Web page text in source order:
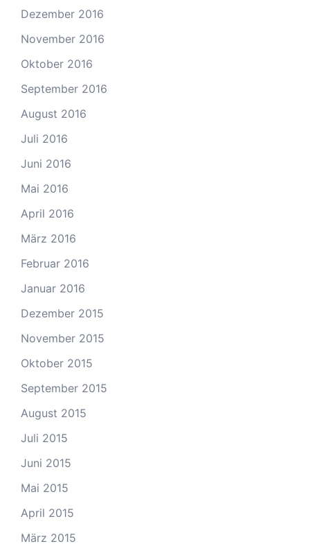
Dezember 2016
November 2016
Oktober 2016
September 2016
August 2016
Juli 2016
Juni 2016
Mai 2016
April 2016
März 2016
Februar 2016
Januar 2016
Dezember 2015
November 2015
Oktober 2015
September 2015
August 2015
Juli 2015
Juni 2015
Mai 2015
April 2015
März 2015